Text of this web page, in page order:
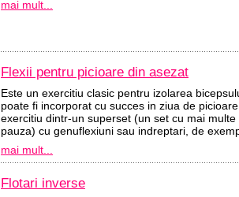
mai mult...
Flexii pentru picioare din asezat
Este un exercitiu clasic pentru izolarea
poate fi incorporat cu succes in ziua de
exercitiu dintr-un superset (un set cu mai
pauza) cu genuflexiuni sau indreptari, de
mai mult...
Flotari inverse